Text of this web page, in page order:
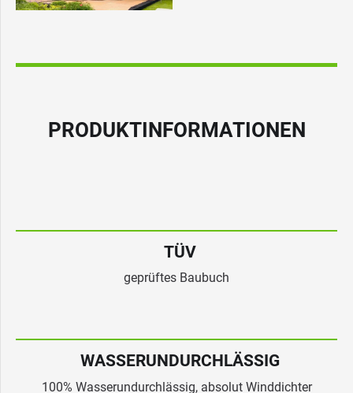
PRODUKTINFORMATIONEN
TÜV
geprüftes Baubuch
WASSERUNDURCHLÄSSIG
100% Wasserundurchlässig, absolut Winddichter